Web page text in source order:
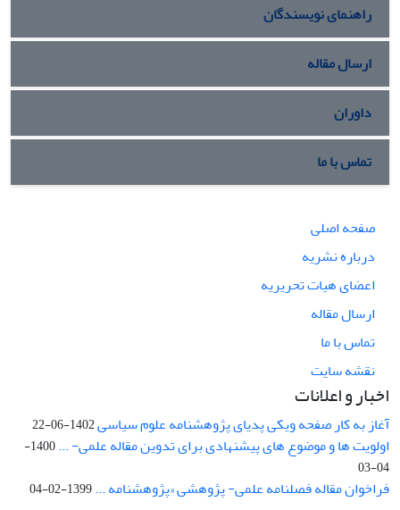
راهنمای نویسندگان
ارسال مقاله
داوران
تماس با ما
صفحه اصلی
درباره نشریه
اعضای هیات تحریریه
ارسال مقاله
تماس با ما
نقشه سایت
اخبار و اعلانات
آغاز به کار صفحه ویکی پدیای پژوهشنامه علوم سیاسی1402-06-22
اولویت ها و موضوع های پیشنهادی برای تدوین مقاله علمی- ...
1400-
04-03
فراخوان مقاله فصلنامه علمی- پژوهشی «پژوهشنامه ...1399-02-04